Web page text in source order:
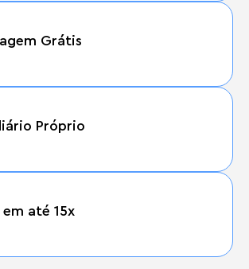
Grátis
Próprio
até 15x